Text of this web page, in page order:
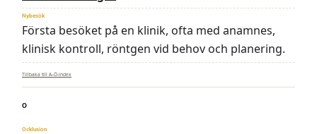
Nybesök
Första besöket på en klinik, ofta med anamnes,
klinisk kontroll, röntgen vid behov och planering.
Tillbaka till A–Ö-index
O
Ocklusion